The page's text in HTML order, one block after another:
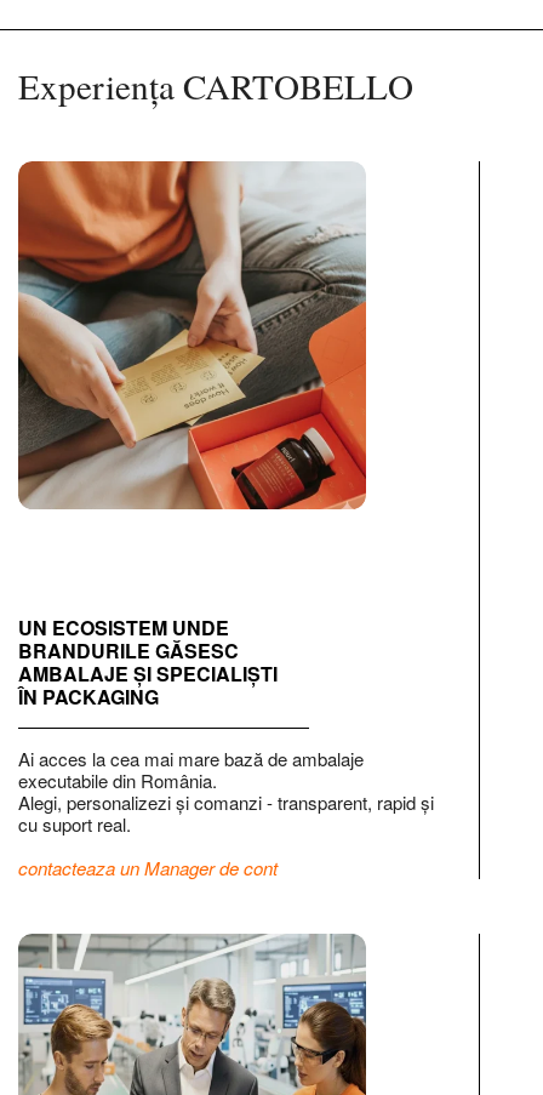
Experiența CARTOBELLO
UN ECOSISTEM UNDE
BRANDURILE GĂSESC
AMBALAJE ȘI SPECIALIȘTI
ÎN PACKAGING
Ai acces la cea mai mare bază de ambalaje
executabile din România.
Alegi, personalizezi și comanzi - transparent, rapid și
cu suport real.
contacteaza un Manager de cont